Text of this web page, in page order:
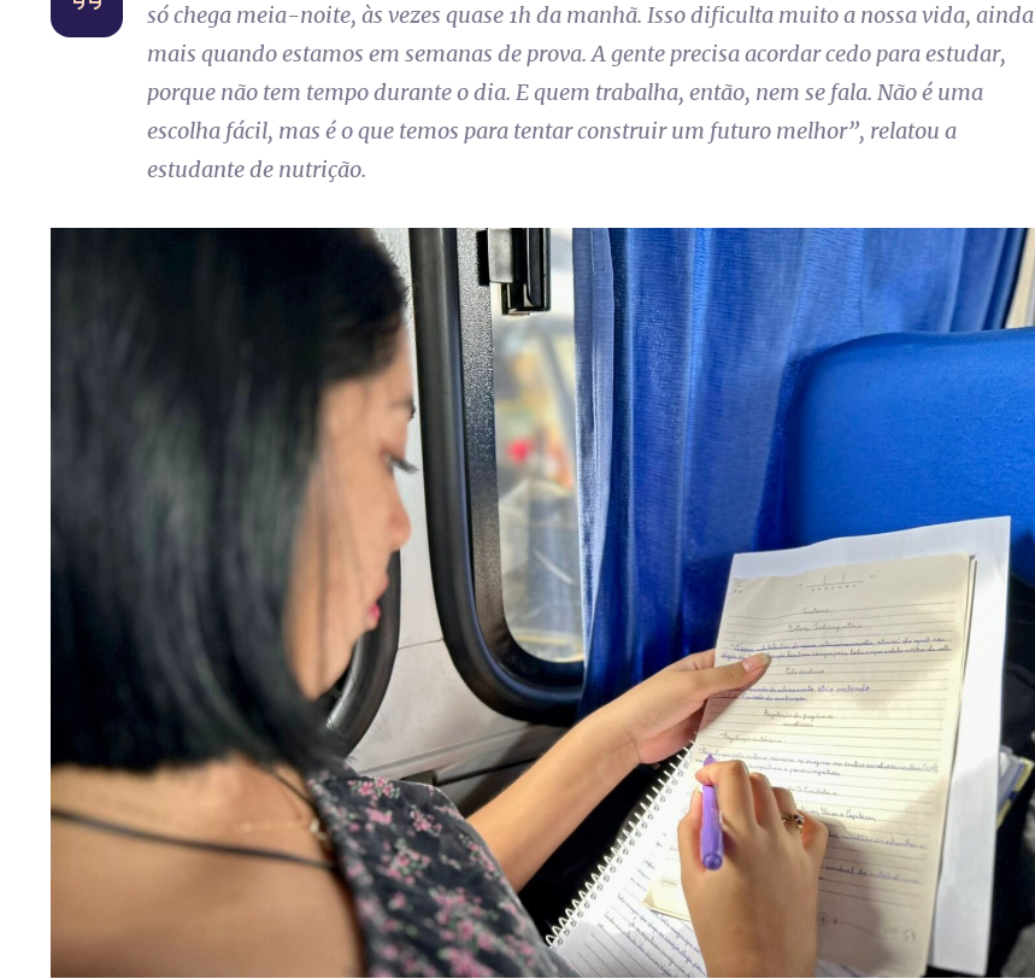
só chega meia-noite, às vezes quase 1h da manhã. Isso dificulta muito a nossa vida, ainda
mais quando estamos em semanas de prova. A gente precisa acordar cedo para estudar,
porque não tem tempo durante o dia. E quem trabalha, então, nem se fala. Não é uma
escolha fácil, mas é o que temos para tentar construir um futuro melhor”, relatou a
estudante de nutrição.